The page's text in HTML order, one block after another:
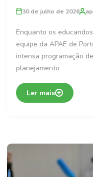
30 de julho de 2026
Enquanto os
equipe da APAE de
intensa programação
planejamento
Ler mais